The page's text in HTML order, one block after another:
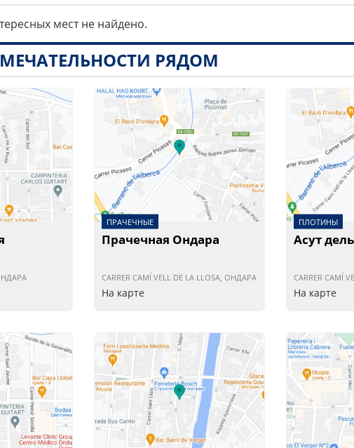
мест не найдено.
РЯДОМ
ПРАЧЕЧНЫЕ
Прачечная Ондара
CARRER CAMÍ VELL DE LA LLOSA, ОНДАРА
На карте
ПЛОТИНЫ
Асут
CARRER CAMÍ
На карте